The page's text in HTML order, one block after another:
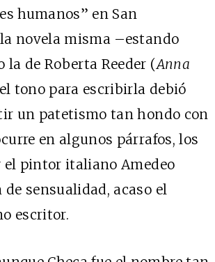
humanos” en San
novela misma –estando
de Roberta Reeder (Anna
tono para escribirla debió
un patetismo tan hondo con
en algunos párrafos, los
el pintor italiano Amedeo
sensualidad, acaso el
escritor.